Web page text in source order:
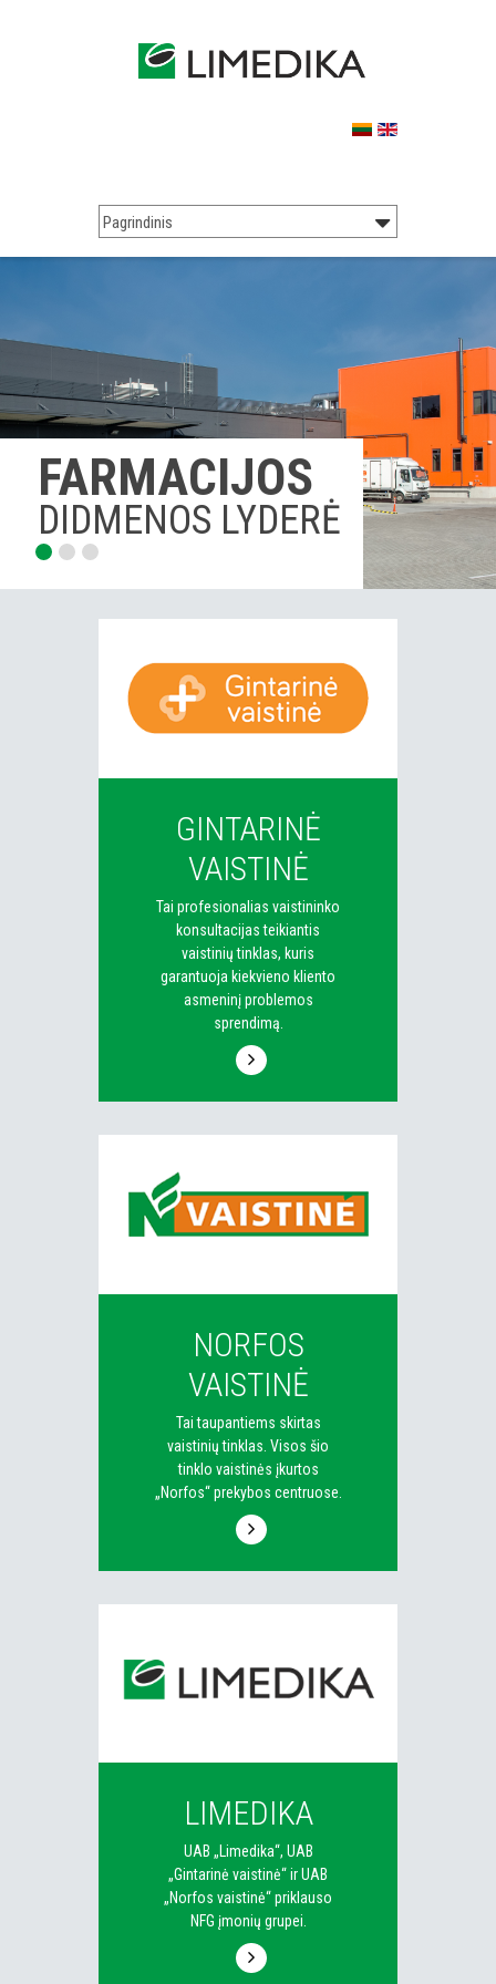
FARMACIJOS
DIDMENOS LYDERĖ
GINTARINĖ
VAISTINĖ
Tai profesionalias vaistininko
konsultacijas teikiantis
vaistinių tinklas, kuris
garantuoja kiekvieno kliento
asmeninį problemos
sprendimą.
NORFOS
VAISTINĖ
Tai taupantiems skirtas
vaistinių tinklas. Visos šio
tinklo vaistinės įkurtos
„Norfos“ prekybos centruose.
LIMEDIKA
UAB „Limedika“, UAB
„Gintarinė vaistinė“ ir UAB
„Norfos vaistinė“ priklauso
NFG įmonių grupei.